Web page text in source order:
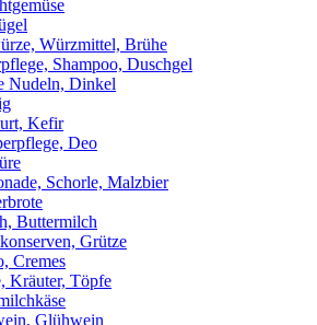
Würzmittel, Brühe
Shampoo, Duschgel
Nudeln, Dinkel
Kefir
Deo
Schorle, Malzbier
Buttermilch
Grütze
Cremes
Kräuter, Töpfe
Glühwein